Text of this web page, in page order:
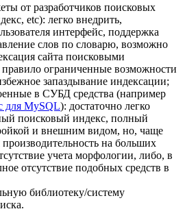
от разработчиков поисковых
etc): легко внедрить,
интерфейс, поддержка
слов по словарю, возможно
сайта поисковыми
ограниченные возможности
запаздывание индексации;
в СУБД средства (например
для MySQL): достаточно легко
поисковый индекс, полный
и внешним видом, но, чаще
производительность на больших
учета морфологии, либо, в
отсутствие подобных средств в
библиотеку/систему